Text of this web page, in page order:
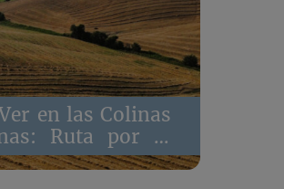
en las Colinas
Ruta por la
Alternativa